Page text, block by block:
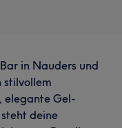
in Nauders und
elegante Gel-
deine